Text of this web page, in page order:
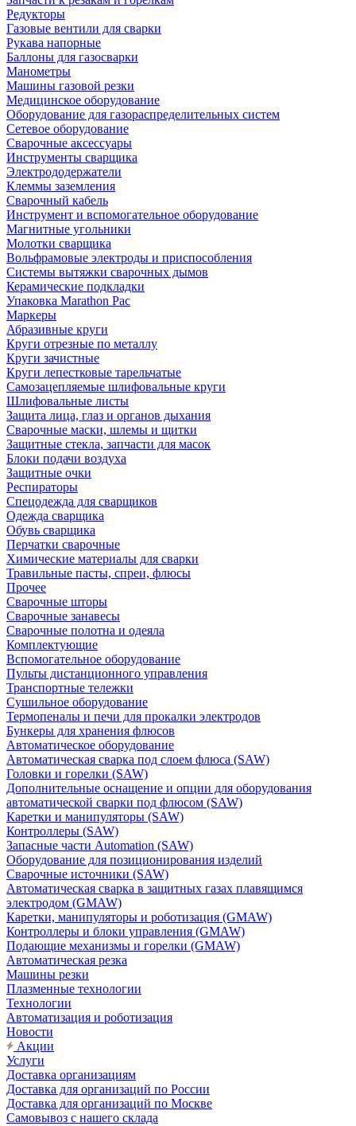
Редукторы
Газовые вентили для сварки
Рукава напорные
Баллоны для газосварки
Манометры
Машины газовой резки
Медицинское оборудование
Оборудование для газораспределительных систем
Сетевое оборудование
Сварочные аксессуары
Инструменты сварщика
Электрододержатели
Клеммы заземления
Сварочный кабель
Инструмент и вспомогательное оборудование
Магнитные угольники
Молотки сварщика
Вольфрамовые электроды и приспособления
Системы вытяжки сварочных дымов
Керамические подкладки
Упаковка Marathon Pac
Маркеры
Абразивные круги
Круги отрезные по металлу
Круги зачистные
Круги лепестковые тарельчатые
Самозацепляемые шлифовальные круги
Шлифовальные листы
Защита лица, глаз и органов дыхания
Сварочные маски, шлемы и щитки
Защитные стекла, запчасти для масок
Блоки подачи воздуха
Защитные очки
Респираторы
Спецодежда для сварщиков
Одежда сварщика
Обувь сварщика
Перчатки сварочные
Химические материалы для сварки
Травильные пасты, спреи, флюсы
Прочее
Сварочные шторы
Сварочные занавесы
Сварочные полотна и одеяла
Комплектующие
Вспомогательное оборудование
Пульты дистанционного управления
Транспортные тележки
Сушильное оборудование
Термопеналы и печи для прокалки электродов
Бункеры для хранения флюсов
Автоматическое оборудование
Автоматическая сварка под слоем флюса (SAW)
Головки и горелки (SAW)
Дополнительные оснащение и опции для оборудования
автоматической сварки под флюсом (SAW)
Каретки и манипуляторы (SAW)
Контроллеры (SAW)
Запасные части Automation (SAW)
Оборудование для позиционирования изделий
Сварочные источники (SAW)
Автоматическая сварка в защитных газах плавящимся
электродом (GMAW)
Каретки, манипуляторы и роботизация (GMAW)
Контроллеры и блоки управления (GMAW)
Подающие механизмы и горелки (GMAW)
Автоматическая резка
Машины резки
Плазменные технологии
Технологии
Автоматизация и роботизация
Новости
Акции
Услуги
Доставка организациям
Доставка для организаций по России
Доставка для организаций по Москве
Самовывоз с нашего склада